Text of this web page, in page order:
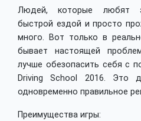
Людей, которые любят
быстрой ездой и просто
много. Вот только в
бывает настоящей
лучше обезопасить себя с
Driving School 2016. Это
одновременно правильное
Преимущества игры: